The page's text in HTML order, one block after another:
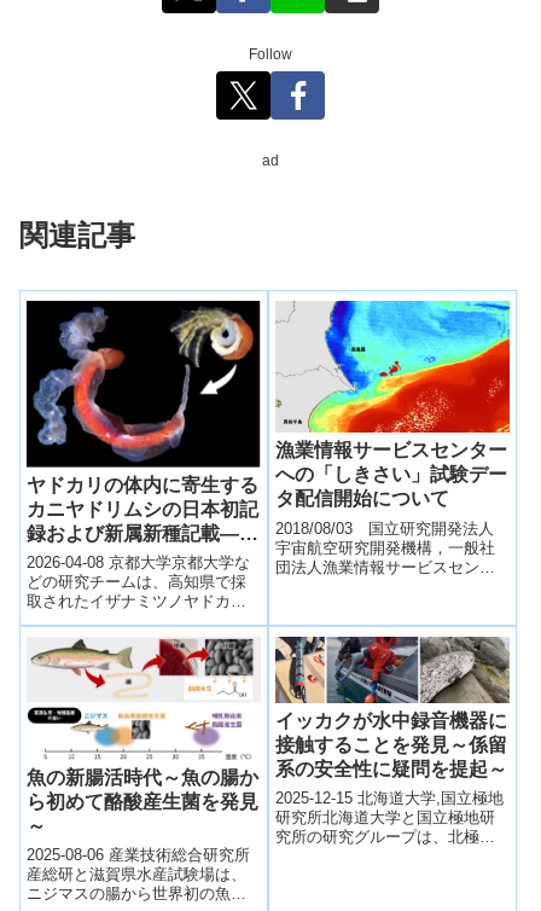
Follow
ad
関連記事
ヤドカリの体内に寄生する
カニヤドリムシの日本初記
録および新属新種記載―日
本初のヤドカリ寄生カニヤ
ドリムシ―
2026-04-08 京都大学京都大学な
どの研究チームは、高知県で採
取されたイザナミツノヤドカリ
の体内から、カニヤドリムシ科
の寄生等脚類を発見し、日本初
となるヤ...
漁業情報サービスセンター
への「しきさい」試験デー
タ配信開始について
2018/08/03 国立研究開発法人
宇宙航空研究開発機構，一般社
団法人漁業情報サービスセンタ
12月...
魚の新腸活時代～魚の腸か
ら初めて酪酸産生菌を発見
～
2025-08-06 産業技術総合研究所
産総研と滋賀県水産試験場は、
ニジマスの腸から世界初の魚由
イッカクが水中録音機器に
接触することを発見～係留
系の安全性に疑問を提起～
2025-12-15 北海道大学,国立極地
研究所北海道大学と国立極地研
究所の研究グループは、北極域